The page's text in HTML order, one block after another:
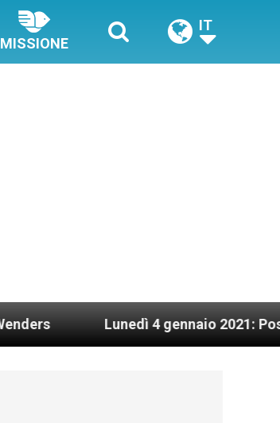
MISSIONE
IT
Lunedì 4 gennaio 2021: Possesso